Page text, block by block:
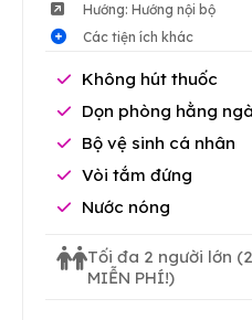
Hướng: Hướng nội bộ
Các tiện ích khác
Không hút thuốc
Dọn phòng hằng
Bộ vệ sinh cá nhân
Vòi tắm đứng
Nước nóng
Tối đa 2 người lớn
MIỄN PHÍ!)